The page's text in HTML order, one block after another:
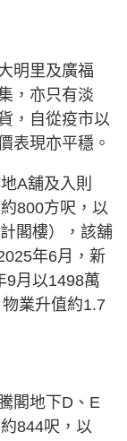
明里及廣福
，亦只有淡
，自從疫市以
表現亦平穩。
A舖及入則
800方呎，以
閣樓），該舖
年6月，新
9月以1498萬
業升值約1.7
閣地下D、E
844呎，以